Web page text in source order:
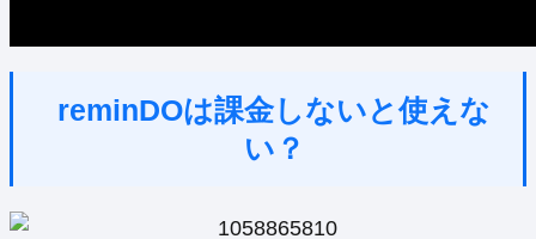
reminDOは課金しないと使えな
い？